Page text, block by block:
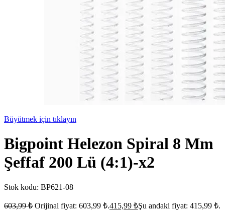
Büyütmek için tıklayın
Bigpoint Helezon Spiral 8 Mm
Şeffaf 200 Lü (4:1)-x2
Stok kodu: BP621-08
603,99₺ Orijinal fiyat: 603,99 ₺.415,99 ₺Şu andaki fiyat: 415,99 ₺.